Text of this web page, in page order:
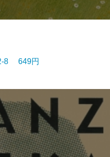
8 649円